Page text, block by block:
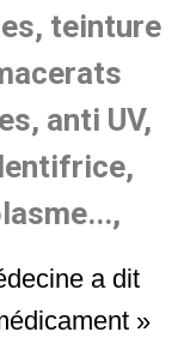
teinture
anti UV,
a dit
»